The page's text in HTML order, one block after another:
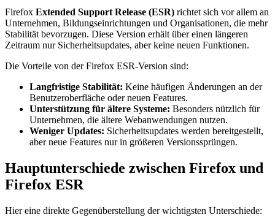
Firefox Extended Support Release (ESR) richtet sich vor allem an
Unternehmen, Bildungseinrichtungen und Organisationen, die mehr
Stabilität bevorzugen. Diese Version erhält über einen längeren
Zeitraum nur Sicherheitsupdates, aber keine neuen Funktionen.
Die Vorteile von der Firefox ESR-Version sind:
Langfristige Stabilität: Keine häufigen Änderungen an der
Benutzeroberfläche oder neuen Features.
Unterstützung für ältere Systeme: Besonders nützlich für
Unternehmen, die ältere Webanwendungen nutzen.
Weniger Updates: Sicherheitsupdates werden bereitgestellt,
aber neue Features nur in größeren Versionssprüngen.
Hauptunterschiede zwischen Firefox und
Firefox ESR
Hier eine direkte Gegenüberstellung der wichtigsten Unterschiede: